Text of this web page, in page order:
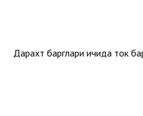
Дарахт барглари ичида ток